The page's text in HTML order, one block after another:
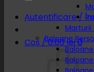
Autentificare /
Coș /0.00lei0
Marturii
Baloane